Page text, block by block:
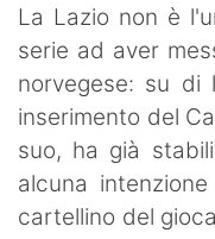
La Lazio non è
serie ad aver
norvegese: su
inserimento del
suo, ha già
alcuna
cartellino del